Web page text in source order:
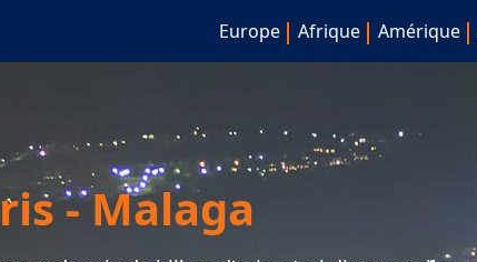
Europe Afrique Amérique
- Malaga